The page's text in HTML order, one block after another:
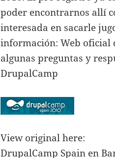
poder encontrarnos allí
interesada en sacarle
información: Web oficial
algunas preguntas y
DrupalCamp
View original here:
DrupalCamp Spain en